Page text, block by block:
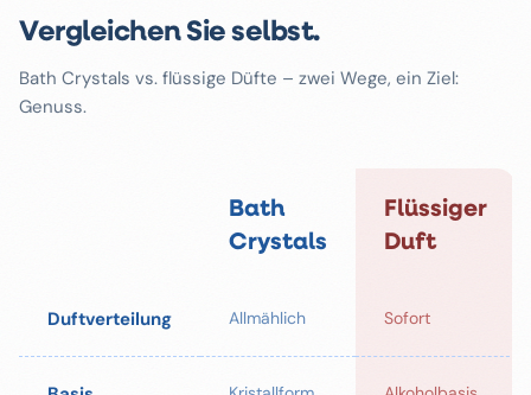
Vergleichen Sie selbst.
Bath Crystals vs. flüssige Düfte – zwei Wege, ein Ziel:
Genuss.
Bath
Crystals
Flüssiger
Duft
Duftverteilung Allmählich Sofort